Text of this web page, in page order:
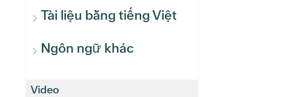
Tài liệu bằng tiếng Việt
Ngôn ngữ khác
Video